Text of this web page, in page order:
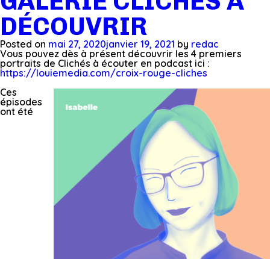
DÉCOUVRIR
Posted on mai 27, 2020janvier 19, 2021 by redac
Vous pouvez dès à présent découvrir les 4 premiers
portraits de Clichés à écouter en podcast ici :
https://louiemedia.com/croix-rouge-cliches
Ces
épisodes
ont été